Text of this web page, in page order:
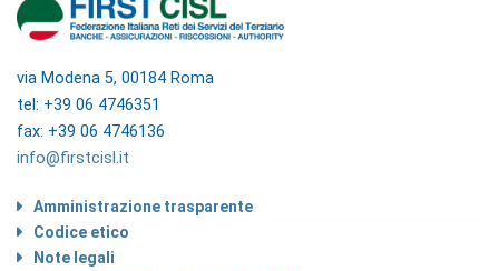
via Modena 5, 00184 Roma
tel: +39 06 4746351
fax: +39 06 4746136
info@firstcisl.it
Amministrazione trasparente
Codice etico
Note legali